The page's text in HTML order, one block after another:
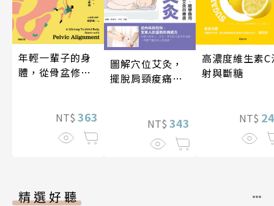
年輕一輩子的身
體，從骨盆修復
動」，遠離小腹
凸出、肩頸僵
硬、慢性疼痛
NT$ 363
圖解穴位艾灸，
擺脫肩頸痠痛、
NT$ 343
高濃度維生素C
射與斷糖
NT$
精選好聽